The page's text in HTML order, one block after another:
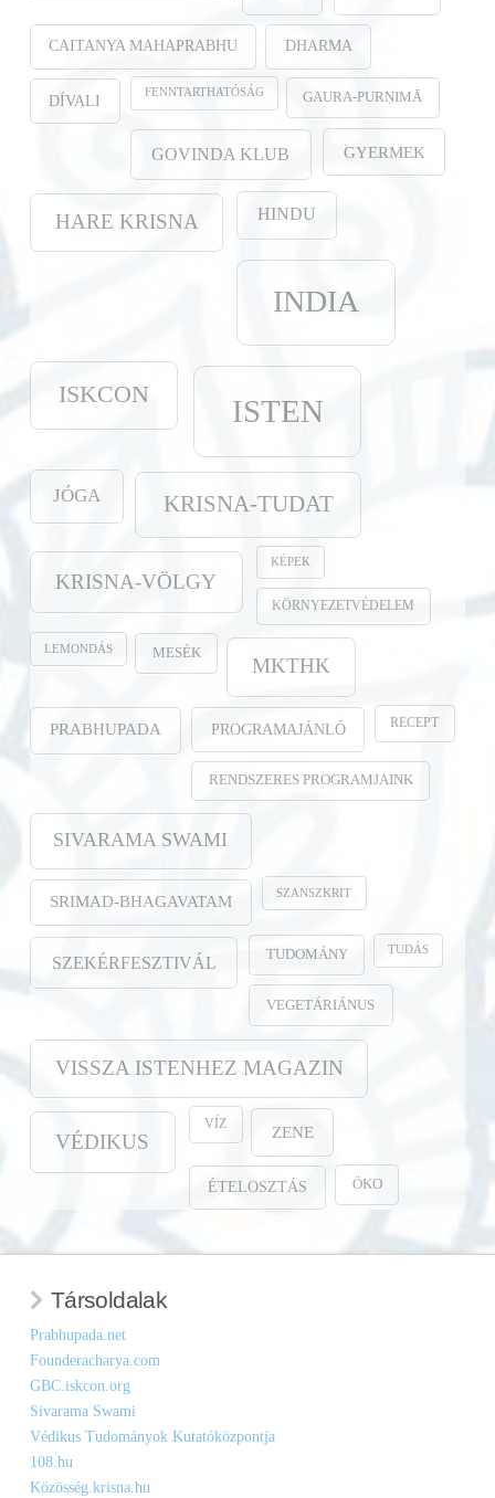
CAITANYA MAHAPRABHU DHARMA
DÍVALI FENNTARTHATÓSÁG GAURA-PURṆIMĀ
GOVINDA KLUB GYERMEK
HARE KRISNA HINDU
INDIA
ISKCON ISTEN
JÓGA KRISNA-TUDAT
KRISNA-VÖLGY
KÉPEK
KÖRNYEZETVÉDELEM
LEMONDÁS MESÉK
MKTHK
PRABHUPADA PROGRAMAJÁNLÓ RECEPT
RENDSZERES PROGRAMJAINK
SIVARAMA SWAMI
SRIMAD-BHAGAVATAM SZANSZKRIT
SZEKÉRFESZTIVÁL TUDOMÁNY TUDÁS
VEGETÁRIÁNUS
VISSZA ISTENHEZ MAGAZIN
VÉDIKUS
VÍZ ZENE
ÉTELOSZTÁS ÖKO
Társoldalak
Prabhupada.net
Founderacharya.com
GBC.iskcon.org
Sivarama Swami
Védikus Tudományok Kutatóközpontja
108.hu
Közösség.krisna.hu